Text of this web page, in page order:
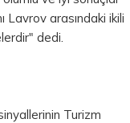
Lavrov arasındaki ikili
dedi.
Turizm